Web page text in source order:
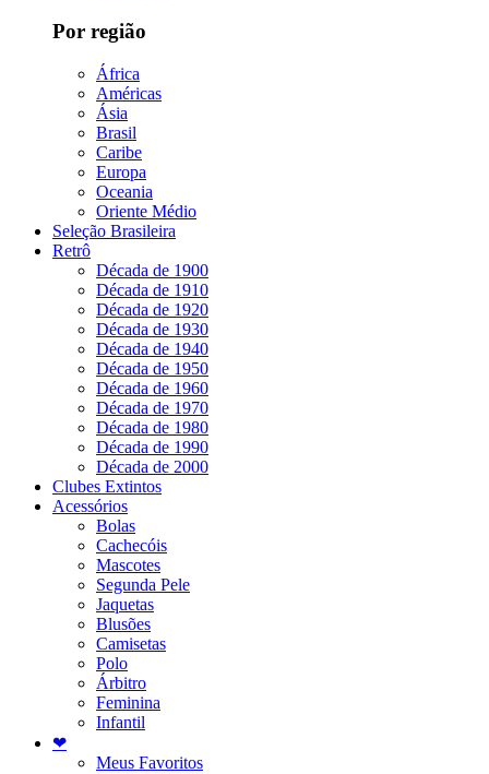
Por região
África
Américas
Ásia
Brasil
Caribe
Europa
Oceania
Oriente Médio
Seleção Brasileira
Retrô
Década de 1900
Década de 1910
Década de 1920
Década de 1930
Década de 1940
Década de 1950
Década de 1960
Década de 1970
Década de 1980
Década de 1990
Década de 2000
Clubes Extintos
Acessórios
Bolas
Cachecóis
Mascotes
Segunda Pele
Jaquetas
Blusões
Camisetas
Polo
Árbitro
Feminina
Infantil
❤
Meus Favoritos